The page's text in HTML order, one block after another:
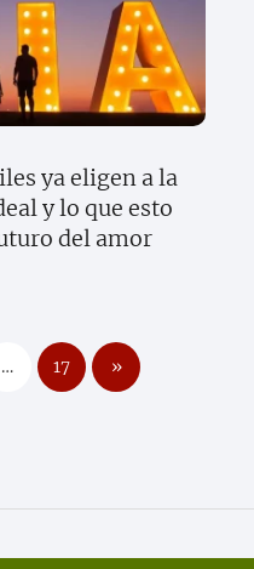
ya eligen a la
y lo que esto
del amor
… 17 »